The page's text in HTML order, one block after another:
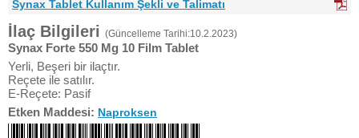
Synax Tablet Kullanım Şekli ve Talimatı
İlaç Bilgileri (Güncelleme Tarihi:10.2.2023)
Synax Forte 550 Mg 10 Film Tablet
Yerli, Beşeri bir ilaçtır.
Reçete ile satılır.
E-Reçete: Pasif
Etken Maddesi: Naproksen